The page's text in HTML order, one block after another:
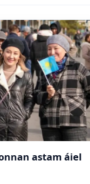
astam áiel